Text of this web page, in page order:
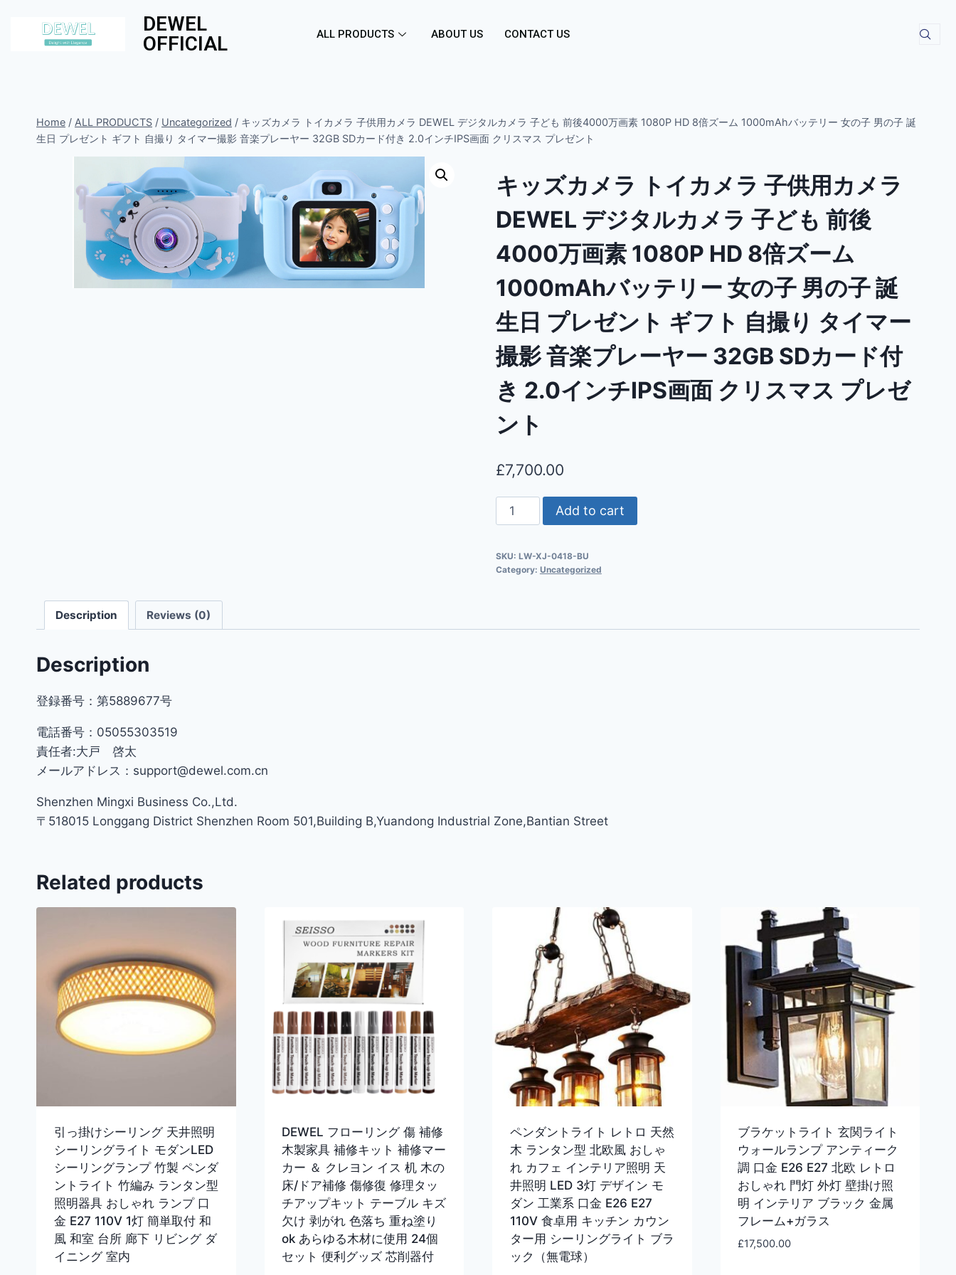
DEWEL
OFFICIAL
ALL PRODUCTS ABOUT US CONTACT US
Home / ALL PRODUCTS / Uncategorized / キッズカメラ トイカメラ 子供用カメラ DEWEL デジタルカメラ 子ども 前後4000万画素 1080P HD 8倍ズーム 1000mAhバッテリー 女の子 男の子 誕
生日 プレゼント ギフト 自撮り タイマー撮影 音楽プレーヤー 32GB SDカード付き 2.0インチIPS画面 クリスマス プレゼント
キッズカメラ トイカメラ 子供用カメラ
DEWEL デジタルカメラ 子ども 前後
4000万画素 1080P HD 8倍ズーム
1000mAhバッテリー 女の子 男の子 誕
生日 プレゼント ギフト 自撮り タイマー
撮影 音楽プレーヤー 32GB SDカード付
き 2.0インチIPS画面 クリスマス プレゼ
ント
£7,700.00
Add to cart
SKU: LW-XJ-0418-BU
Category: Uncategorized
Description Reviews (0)
Description
登録番号：第5889677号
電話番号：05055303519
責任者:大戸 啓太
メールアドレス：support@dewel.com.cn
Shenzhen Mingxi Business Co.,Ltd.
〒518015 Longgang District Shenzhen Room 501,Building B,Yuandong Industrial Zone,Bantian Street
Related products
引っ掛けシーリング 天井照明
シーリングライト モダンLED
シーリングランプ 竹製 ペンダ
ントライト 竹編み ランタン型
照明器具 おしゃれ ランプ 口
金 E27 110V 1灯 簡単取付 和
風 和室 台所 廊下 リビング ダ
イニング 室内
DEWEL フローリング 傷 補修
木製家具 補修キット 補修マー
カー ＆ クレヨン イス 机 木の
床/ドア補修 傷修復 修理タッ
チアップキット テーブル キズ
欠け 剥がれ 色落ち 重ね塗り
ok あらゆる木材に使用 24個
セット 便利グッズ 芯削器付
ペンダントライト レトロ 天然
木 ランタン型 北欧風 おしゃ
れ カフェ インテリア照明 天
井照明 LED 3灯 デザイン モ
ダン 工業系 口金 E26 E27
110V 食卓用 キッチン カウン
ター用 シーリングライト ブラ
ック（無電球）
ブラケットライト 玄関ライト
ウォールランプ アンティーク
調 口金 E26 E27 北欧 レトロ
おしゃれ 門灯 外灯 壁掛け照
明 インテリア ブラック 金属
フレーム+ガラス
£17,500.00